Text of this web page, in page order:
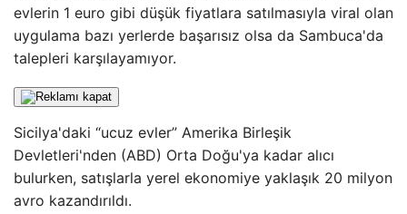
evlerin 1 euro gibi düşük fiyatlara satılmasıyla viral olan
uygulama bazı yerlerde başarısız olsa da Sambuca'da
talepleri karşılayamıyor.
Sicilya'daki “ucuz evler” Amerika Birleşik
Devletleri'nden (ABD) Orta Doğu'ya kadar alıcı
bulurken, satışlarla yerel ekonomiye yaklaşık 20 milyon
avro kazandırıldı.